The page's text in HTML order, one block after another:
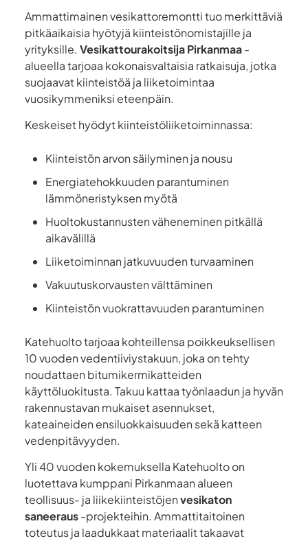
Ammattimainen vesikattoremontti tuo merkittäviä
pitkäaikaisia hyötyjä kiinteistönomistajille ja
yrityksille. Vesikattourakoitsija Pirkanmaa-
alueella tarjoaa kokonaisvaltaisia ratkaisuja, jotka
suojaavat kiinteistöä ja liiketoimintaa
vuosikymmeniksi eteenpäin.
Keskeiset hyödyt kiinteistöliiketoiminnassa:
Kiinteistön arvon säilyminen ja nousu
Energiatehokkuuden parantuminen
lämmöneristyksen myötä
Huoltokustannusten väheneminen pitkällä
aikavälillä
Liiketoiminnan jatkuvuuden turvaaminen
Vakuutuskorvausten välttäminen
Kiinteistön vuokrattavuuden parantuminen
Katehuolto tarjoaa kohteillensa poikkeuksellisen
10 vuoden vedentiiviystakuun, joka on tehty
noudattaen bitumikermikatteiden
käyttöluokitusta. Takuu kattaa työnlaadun ja hyvän
rakennustavan mukaiset asennukset,
kateaineiden ensiluokkaisuuden sekä katteen
vedenpitävyyden.
Yli 40 vuoden kokemuksella Katehuolto on
luotettava kumppani Pirkanmaan alueen
teollisuus- ja liikekiinteistöjenvesikaton
saneeraus-projekteihin. Ammattitaitoinen
toteutus ja laadukkaat materiaalit takaavat